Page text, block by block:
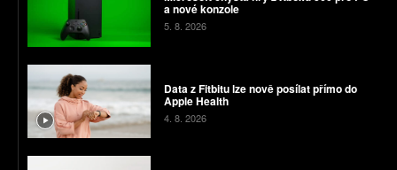
a nové konzole
5. 8. 2026
Data z Fitbitu lze nově posílat přímo do
Apple Health
4. 8. 2026